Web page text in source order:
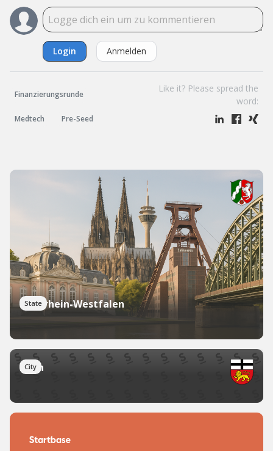
Login Anmelden
Finanzierungsrunde
Medtech Pre-Seed
Like it? Please spread the
word:
State
Nordrhein-Westfalen
City
Bonn